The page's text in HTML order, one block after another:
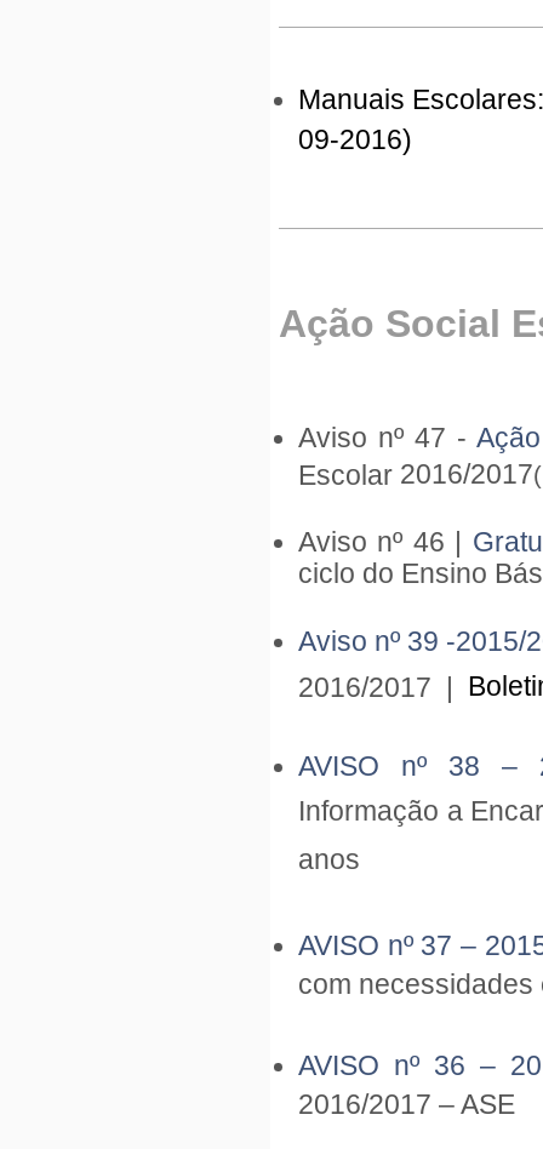
Manuais
09-2016)
Ação Social
Aviso nº 47 -
Escolar 2016/2017
Aviso nº 46 |
ciclo do Ensino
Aviso nº 39 -2015/
2016/2017 |
AVISO nº 38 –
Informação a
anos
AVISO nº 37 –
com
AVISO nº 36 –
2016/2017 – ASE